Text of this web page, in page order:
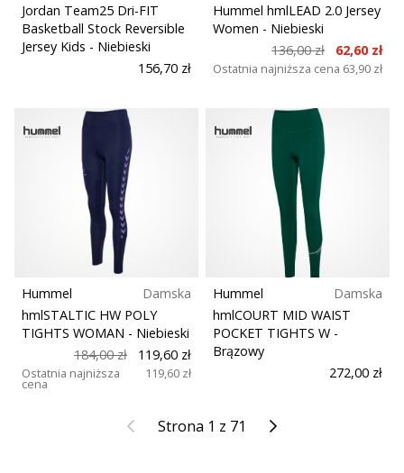
Jordan Team25 Dri-FIT
Basketball Stock Reversible
Jersey Kids - Niebieski
156,70 zł
Hummel hmlLEAD 2.0 Jersey
Women - Niebieski
136,00 zł
62,60 zł
Ostatnia najniższa cena 63,90 zł
Hummel
Damska
hmlSTALTIC HW POLY
TIGHTS WOMAN - Niebieski
184,00 zł
119,60 zł
Ostatnia najniższa
cena
119,60 zł
Hummel
Damska
hmlCOURT MID WAIST
POCKET TIGHTS W -
Brązowy
272,00 zł
Poprzedni
Strona 1 z 71 Kolejny